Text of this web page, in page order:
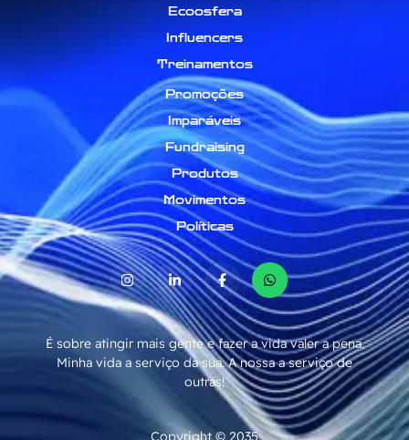
Ecoosfera
Influencers
Treinamentos
Promoções
Imparáveis
Fundraising
Produtos
Movimentos
Políticas
É sobre atingir mais gente e fazer a vida valer a pena.
Minha vida a serviço da sua. A nossa a serviço de
outras!
Copyright © 2035